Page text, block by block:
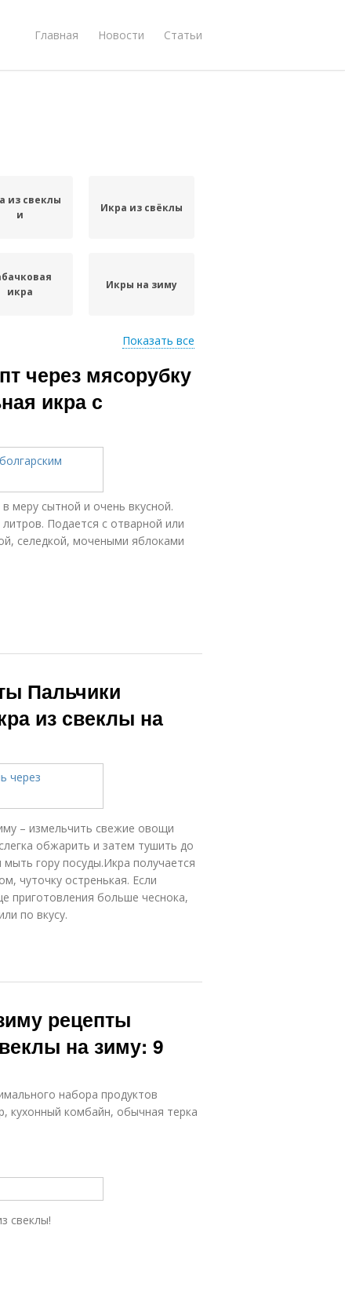
Главная Новости Статьи
из свеклы
и
Икра из свёклы
икра
Икры на зиму
икры
и
Икра в
Свекольная
закуска
Показать все
через мясорубку
икра с
меру сытной и очень вкусной.
Подается с отварной или
селедкой, мочеными яблоками
Пальчики
из свеклы на
– измельчить свежие овощи
обжарить и затем тушить до
гору посуды.Икра получается
чуточку остренькая. Если
приготовления больше чеснока,
по вкусу.
рецепты
на зиму: 9
набора продуктов
кухонный комбайн, обычная терка
свеклы!